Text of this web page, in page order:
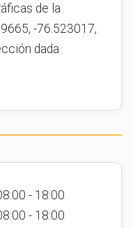
de la
-76.523017,
dada
- 18:00
- 18:00